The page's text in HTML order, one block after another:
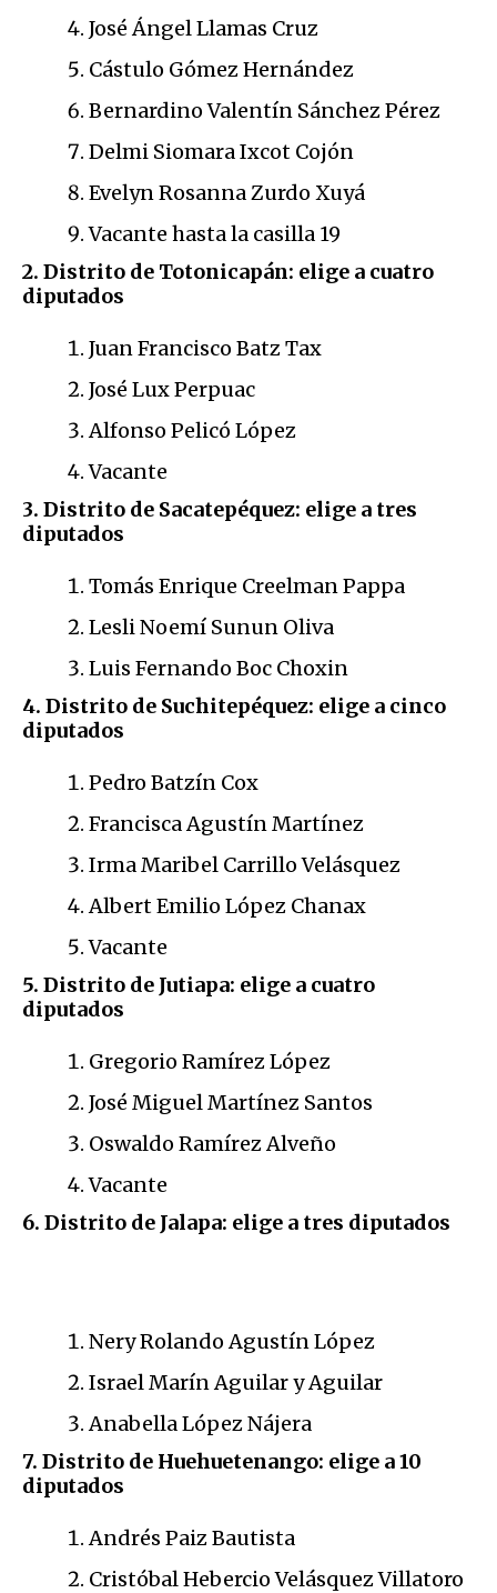
José Ángel Llamas Cruz
Cástulo Gómez Hernández
Bernardino Valentín Sánchez Pérez
Delmi Siomara Ixcot Cojón
Evelyn Rosanna Zurdo Xuyá
Vacante hasta la casilla 19
2. Distrito de Totonicapán: elige a cuatro
diputados
Juan Francisco Batz Tax
José Lux Perpuac
Alfonso Pelicó López
Vacante
3. Distrito de Sacatepéquez: elige a tres
diputados
Tomás Enrique Creelman Pappa
Lesli Noemí Sunun Oliva
Luis Fernando Boc Choxin
4. Distrito de Suchitepéquez: elige a cinco
diputados
Pedro Batzín Cox
Francisca Agustín Martínez
Irma Maribel Carrillo Velásquez
Albert Emilio López Chanax
Vacante
5. Distrito de Jutiapa: elige a cuatro
diputados
Gregorio Ramírez López
José Miguel Martínez Santos
Oswaldo Ramírez Alveño
Vacante
6. Distrito de Jalapa: elige a tres diputados
Nery Rolando Agustín López
Israel Marín Aguilar y Aguilar
Anabella López Nájera
7. Distrito de Huehuetenango: elige a 10
diputados
Andrés Paiz Bautista
Cristóbal Hebercio Velásquez Villatoro